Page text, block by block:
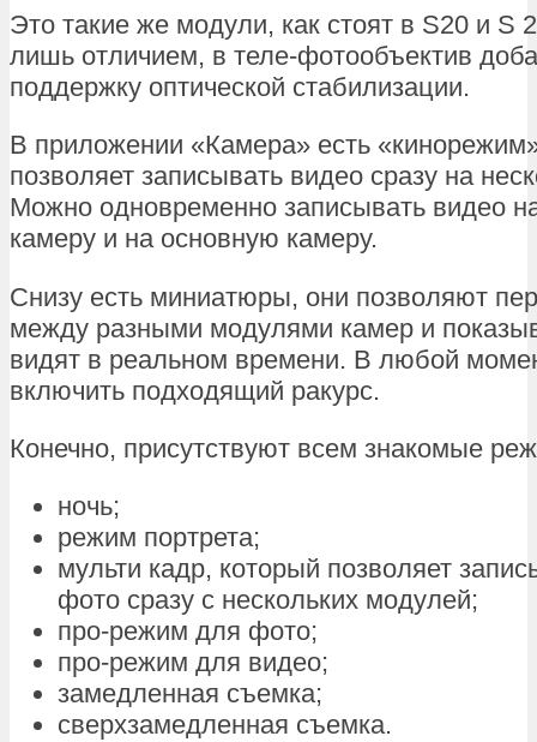
Это такие же модули, как стоят в S20 и S
лишь отличием, в теле-фотообъектив
поддержку оптической стабилизации.
В приложении «Камера» есть
позволяет записывать видео сразу на
Можно одновременно записывать видео
камеру и на основную камеру.
Снизу есть миниатюры, они позволяют
между разными модулями камер и
видят в реальном времени. В любой
включить подходящий ракурс.
Конечно, присутствуют всем знакомые
ночь;
режим портрета;
мульти кадр, который позволяет
фото сразу с нескольких модулей;
про-режим для фото;
про-режим для видео;
замедленная съемка;
сверхзамедленная съемка.